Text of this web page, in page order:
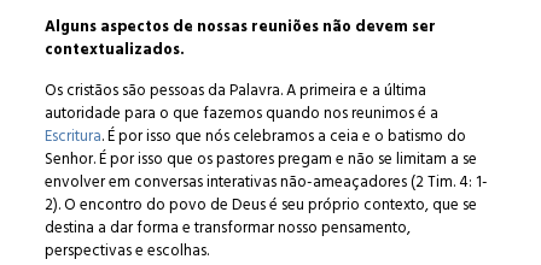
Alguns aspectos de nossas reuniões não devem ser
contextualizados.
Os cristãos são pessoas da Palavra. A primeira e a última
autoridade para o que fazemos quando nos reunimos é a
Escritura. É por isso que nós celebramos a ceia e o batismo do
Senhor. É por isso que os pastores pregam e não se limitam a se
envolver em conversas interativas não-ameaçadores (2 Tim. 4: 1-
2). O encontro do povo de Deus é seu próprio contexto, que se
destina a dar forma e transformar nosso pensamento,
perspectivas e escolhas.